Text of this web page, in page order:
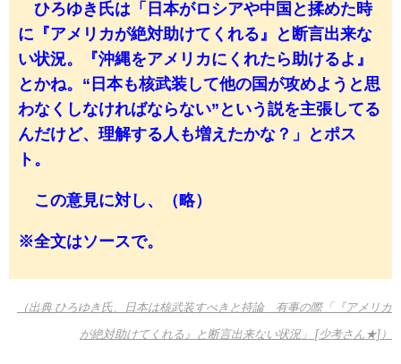
ひろゆき氏は「日本がロシアや中国と揉めた時
に『アメリカが絶対助けてくれる』と断言出来な
い状況。『沖縄をアメリカにくれたら助けるよ』
とかね。“日本も核武装して他の国が攻めようと思
わなくしなければならない”という説を主張してる
んだけど、理解する人も増えたかな？」とポス
ト。
この意見に対し、（略）
※全文はソースで。
（出典 ひろゆき氏、日本は核武装すべきと持論 有事の際「『アメリカ
が絶対助けてくれる』と断言出来ない状況」 [少考さん★]）